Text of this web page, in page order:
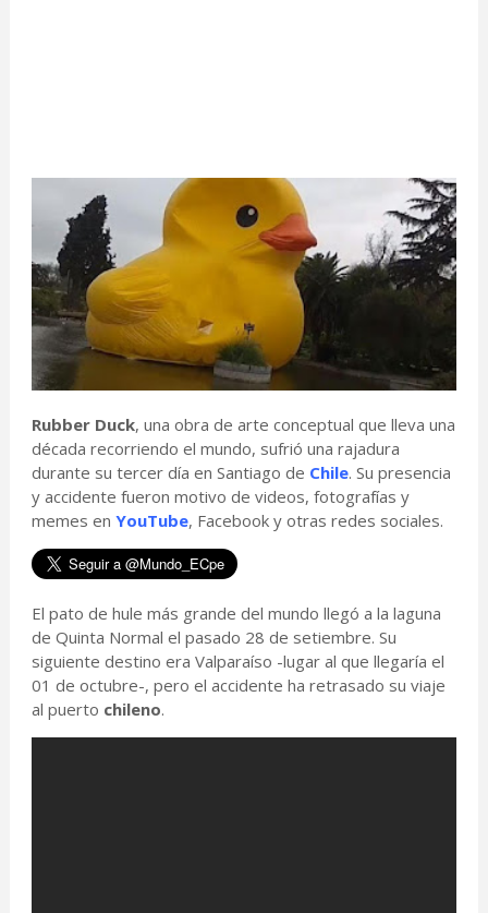
Rubber Duck, una obra de arte conceptual que lleva una
década recorriendo el mundo, sufrió una rajadura
durante su tercer día en Santiago de Chile. Su presencia
y accidente fueron motivo de videos, fotografías y
memes en YouTube, Facebook y otras redes sociales.
El pato de hule más grande del mundo llegó a la laguna
de Quinta Normal el pasado 28 de setiembre. Su
siguiente destino era Valparaíso -lugar al que llegaría el
01 de octubre-, pero el accidente ha retrasado su viaje
al puerto chileno.